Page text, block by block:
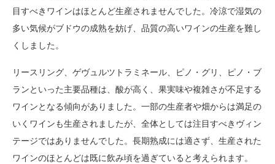
目すべきワインはほとんど生産されませんでした。冷涼で湿気の
多い気候がブドウの成熟を妨げ、品質の高いワインの生産を難し
くしました。
リースリング、ゲヴュルツトラミネール、ピノ・グリ、ピノ・ブ
ランといった主要品種は、酸が高く、果実味や複雑さが不足する
ワインとなる傾向がありました。一部の生産者や畑からは満足の
いくワインも生産されましたが、全体としては注目すべきヴィン
テージではありませんでした。長期熟成には適さず、生産された
ワインのほとんどは既に飲み頃を過ぎていると考えられます。